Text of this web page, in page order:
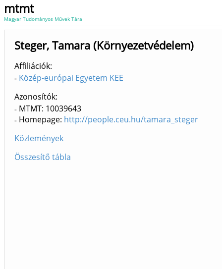
mtmt
Magyar Tudományos Művek Tára
Steger, Tamara (Környezetvédelem)
Affiliációk
Közép-európai Egyetem KEE
Azonosítók
MTMT: 10039643
Homepage: http://people.ceu.hu/tamara_steger
Közlemények
Összesítő tábla